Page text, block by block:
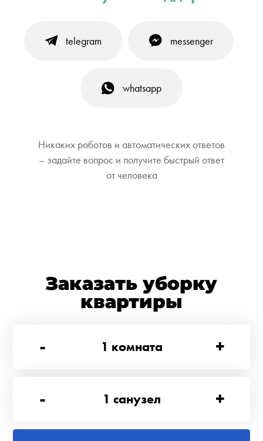
telegram messenger
whatsapp
Никаких роботов и автоматических ответов
– задайте вопрос и получите быстрый ответ
от человека
Заказать уборку
квартиры
-
1 комната +
- 1 санузел +